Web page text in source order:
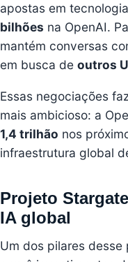
apostas em
bilhões na OpenAI.
mantém conversas
em busca de outros
Essas negociações
mais ambicioso: a
1,4 trilhão nos
infraestrutura global
Projeto
IA global
Um dos pilares desse